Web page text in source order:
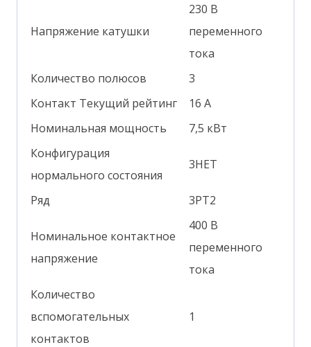
Напряжение катушки
230 В
переменного
тока
Количество полюсов
3
Контакт Текущий рейтинг
16 А
Номинальная мощность
7,5 кВт
Конфигурация
нормального состояния
3НЕТ
Ряд 3РТ2
Номинальное контактное
напряжение
400 В
переменного
тока
Количество
вспомогательных
контактов
1